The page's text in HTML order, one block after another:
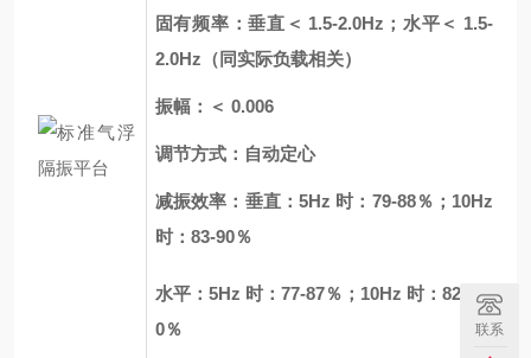
固有频率：垂直＜ 1.5-2.0Hz；水平＜ 1.5-
2.0Hz（同实际负载相关）
振幅：＜ 0.006
调节方式：自动定心
减振效率：垂直：5Hz 时：79-88％；10Hz
时：83-90％
水平：5Hz 时：77-87％；10Hz 时：82-9
0％
联系